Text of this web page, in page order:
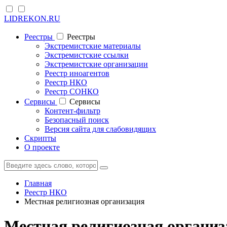
LIDREKON.RU
Реестры
Реестры
Экстремистские материалы
Экстремистские ссылки
Экстремистские организации
Реестр иноагентов
Реестр НКО
Реестр СОНКО
Cервисы
Cервисы
Контент-фильтр
Безопасный поиск
Версия сайта для слабовидящих
Скрипты
О проекте
Главная
Реестр НКО
Местная религиозная организация